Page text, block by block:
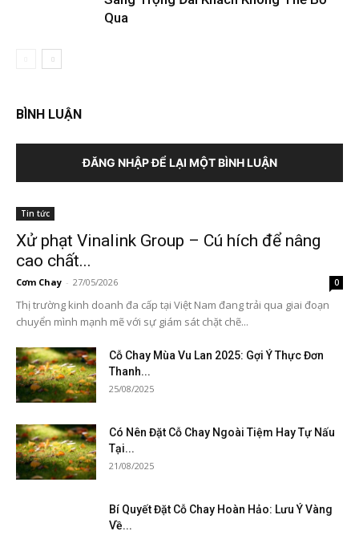
Qua
BÌNH LUẬN
ĐĂNG NHẬP ĐỂ LẠI MỘT BÌNH LUẬN
Tin tức
Xử phạt Vinalink Group – Cú hích để nâng
cao chất...
Cơm Chay - 27/05/2026 0
Thị trường kinh doanh đa cấp tại Việt Nam đang trải qua giai đoạn
chuyển mình mạnh mẽ với sự giám sát chặt chẽ...
Cỗ Chay Mùa Vu Lan 2025: Gợi Ý Thực Đơn
Thanh...
25/08/2025
Có Nên Đặt Cỗ Chay Ngoài Tiệm Hay Tự Nấu
Tại...
21/08/2025
Bí Quyết Đặt Cỗ Chay Hoàn Hảo: Lưu Ý Vàng
Về...